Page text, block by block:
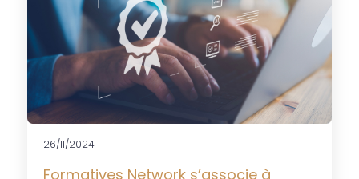
Formatives Network s’associe à
26/11/2024